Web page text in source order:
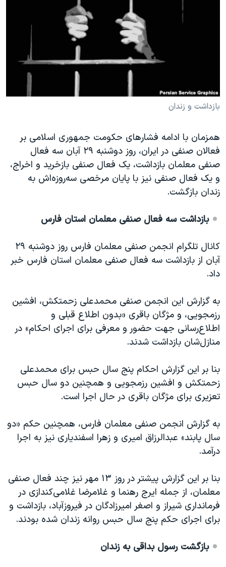
فرهنگ و زندگی
انتخابات ریاست جمهوری آمریکا ۲۰۲۴
حمله جمهوری اسلامی به اسرائیل
تریبونال مردمی آبان ۹۸
دادگاه حمید نوری
چهل سال گروگان‌گیری
قانون شفافیت دارائی کادر رهبری ایران
نرگس محمدی برنده جایزه نوبل صلح
همایش محافظه‌کاران آمریکا «سی‌پک»
سفر پرزیدنت ترامپ به چین
بازداشت و زندان
همزمان با ادامه فشارهای حکومت جمهوری اسلامی بر
فعالان صنفی در ایران، روز دوشنبه ٢٩ آبان سه فعال
صنفی معلمان بازداشت، یک فعال صنفی بازخرید و اخراج،
و یک فعال صنفی نیز با پایان مرخصی سه‌روزه‌اش به
زندان بازگشت.
بازداشت سه فعال صنفی معلمان استان فارس
کانال تلگرام انجمن صنفی معلمان فارس روز دوشنبه ٢٩
آبان از بازداشت سه فعال صنفی معلمان استان فارس خبر
داد.
به گزارش این انجمن صنفی محمدعلی زحمتکش، افشین
رزمجویی، و مژگان باقری «بدون اطلاع قبلی و
اطلاع‌رسانی جهت حضور و معرفی برای اجرای احکام» در
منازل‌شان بازداشت شدند.
بنا بر این گزارش احکام پنج سال حبس برای محمدعلی
زحمتکش و افشین رزمجویی و همچنین دو سال حبس
تعزیری برای مژگان باقری در حال اجرا است.
به گزارش انجمن صنفی معلمان فارس، همچنین حکم «دو
سال پابند» عبدالرزاق امیری و زهرا اسفندیاری نیز به اجرا
درآمد.
بنا بر این گزارش پیشتر در روز ١٣ مهر نیز چند فعال صنفی
معلمان، از جمله ایرج رهنما و غلامرضا غلامی‌کندازی در
فرمانداری شیراز و اصغر امیرزادگان در فیروزآباد، بازداشت و
برای اجرای حکم پنج سال حبس روانه زندان شده بودند.
بازگشت رسول بداقی به زندان